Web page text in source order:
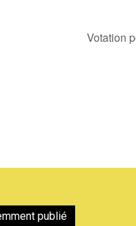
Votation
publié